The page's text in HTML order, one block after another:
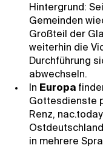
Hintergrund:
Gemeinden
Großteil der
weiterhin die
Durchführung
abwechseln.
In Europa
Gottesdienste
Renz,
in mehrere